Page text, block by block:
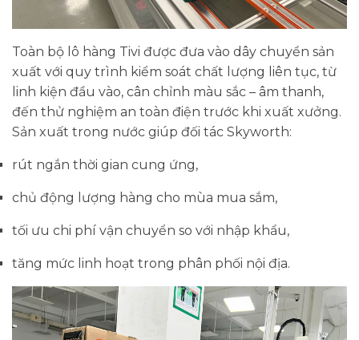
Toàn bộ lô hàng Tivi được đưa vào dây chuyền sản
xuất với quy trình kiểm soát chất lượng liên tục, từ
linh kiện đầu vào, cân chỉnh màu sắc – âm thanh,
đến thử nghiệm an toàn điện trước khi xuất xưởng.
Sản xuất trong nước giúp đối tác Skyworth:
rút ngắn thời gian cung ứng,
chủ động lượng hàng cho mùa mua sắm,
tối ưu chi phí vận chuyển so với nhập khẩu,
tăng mức linh hoạt trong phân phối nội địa.